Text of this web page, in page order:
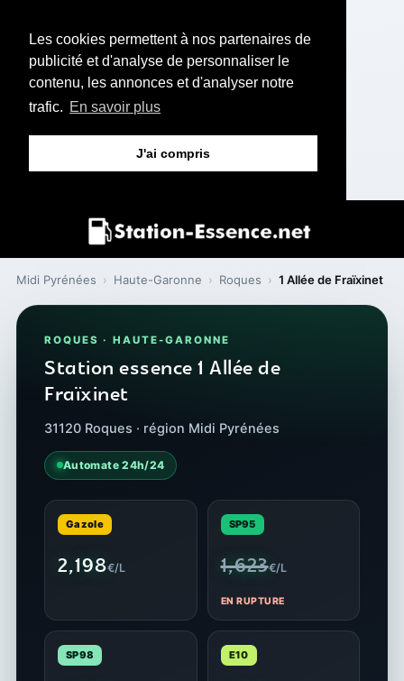
Les cookies permettent à nos partenaires de
publicité et d'analyse de personnaliser le
contenu, les annonces et d'analyser notre
trafic. En savoir plus
J'ai compris
Midi Pyrénées › Haute-Garonne › Roques › 1 Allée de Fraïxinet
ROQUES · HAUTE-GARONNE
Station essence 1 Allée de
Fraïxinet
31120 Roques · région Midi Pyrénées
Automate 24h/24
Gazole
2,198€/L
SP95
1,623€/L
EN RUPTURE
SP98 E10